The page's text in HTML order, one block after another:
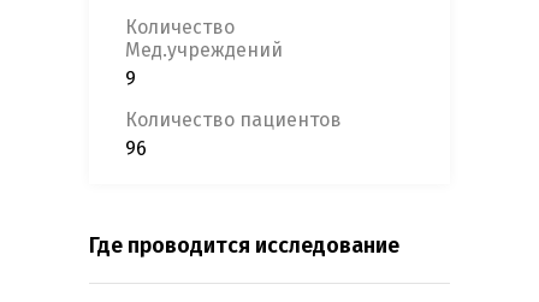
Количество
Мед.учреждений
9
Количество пациентов
96
Где проводится исследование